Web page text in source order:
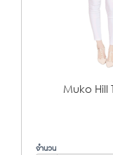
Muko Hill
จำนวน